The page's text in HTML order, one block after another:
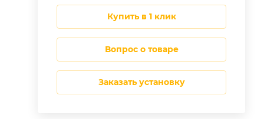
купить в 1 клик
Вопрос о товаре
Заказать установку